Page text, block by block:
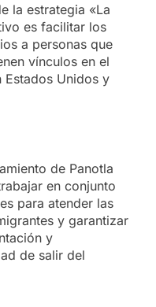
la estrategia «La
es facilitar los
a personas que
vínculos en el
Estados Unidos y
de Panotla
en conjunto
para atender las
y garantizar
y
de salir del